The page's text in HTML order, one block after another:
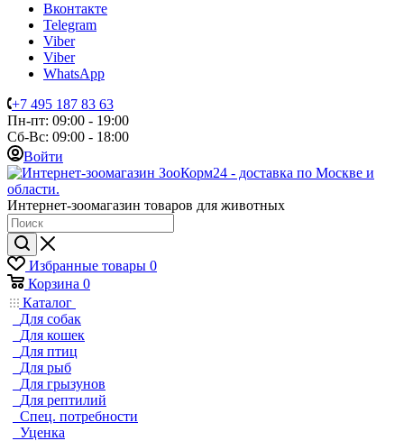
Вконтакте
Telegram
Viber
Viber
WhatsApp
+7 495 187 83 63
Пн-пт: 09:00 - 19:00
Сб-Вс: 09:00 - 18:00
Войти
Интернет-зоомагазин товаров для животных
Избранные товары 0
Корзина 0
Каталог
Для собак
Для кошек
Для птиц
Для рыб
Для грызунов
Для рептилий
Спец. потребности
Уценка